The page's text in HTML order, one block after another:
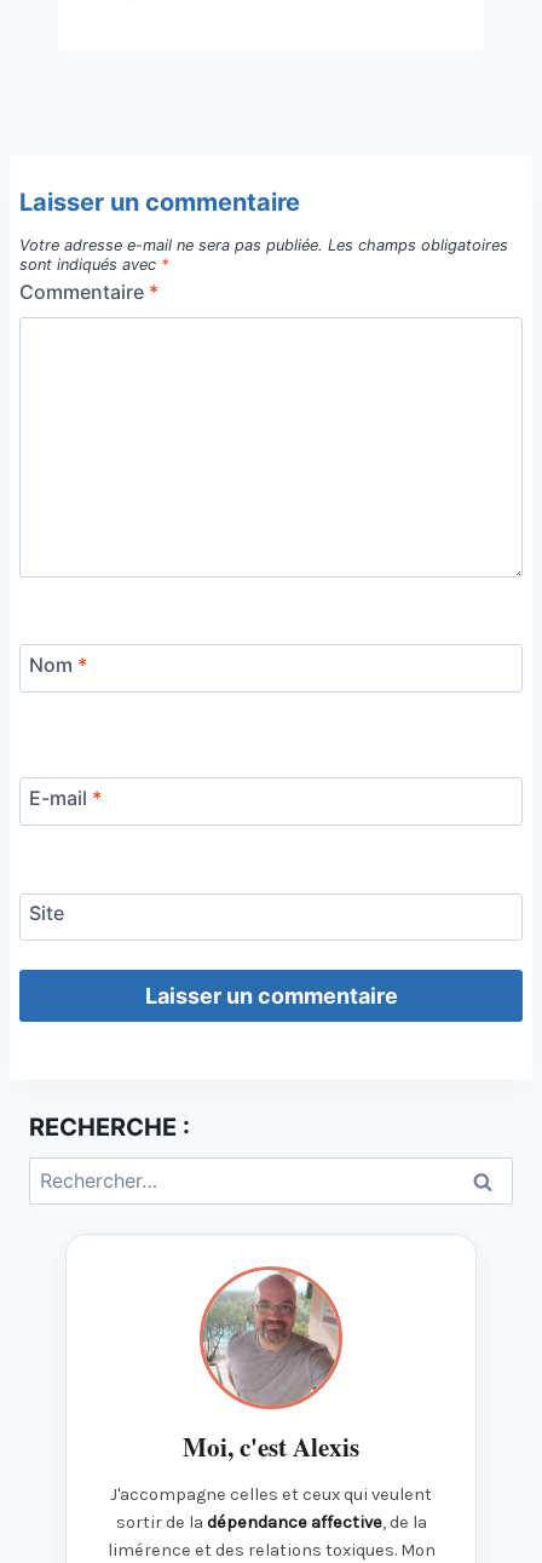
Laisser un commentaire
Votre adresse e-mail ne sera pas publiée. Les champs obligatoires
sont indiqués avec *
Commentaire *
Nom *
E-mail *
Site
RECHERCHE :
Rechercher :
Moi, c'est Alexis
J'accompagne celles et ceux qui veulent
sortir de la dépendance affective, de la
limérence et des relations toxiques. Mon